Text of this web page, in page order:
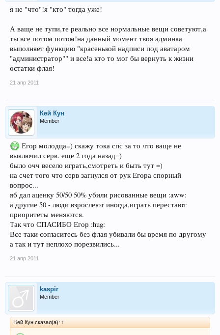
я не "что"!я "кто" тогда уже!
А ваще не тупи,те реально все нормальные вещи советуют,а
ты все потом потом!на данный момент твоя админка
выполняет функцию "красенькой надписи под аватаром
"администратор"" и все!а кто то мог бы вернуть к жизни
остатки флая!
21 апр 2011
Кей Кун
Member
Егор молодца=) скажу тока спс за то что ваще не
выключил серв. еще 2 года назад=)
было очч весело играть,смотреть и быть тут =)
на счет того что серв загнулся от рук Егора спорный
вопрос...
яб дал аценку 50/50 50% убили рисованные вещи :aww:
а другие 50 - люди взрослеют иногда,играть перестают
приоритеты меняются.
Так что СПАСИБО Егор :hug:
Все таки согласитесь без флая убивали бы время по другому
а так и тут неплохо порезвились...
21 апр 2011
kaspir
Member
Кей Кун сказал(а): ↑